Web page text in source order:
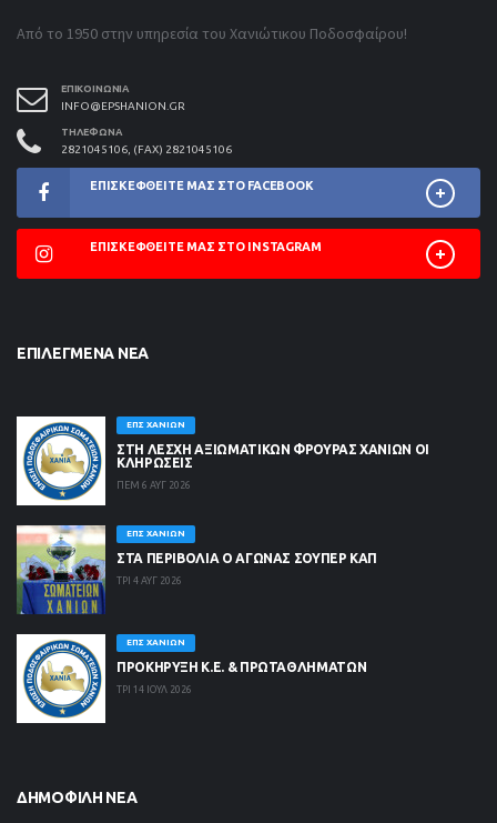
Από το 1950 στην υπηρεσία του Χανιώτικου Ποδοσφαίρου!
ΕΠΙΚΟΙΝΩΝΊΑ
INFO@EPSHANION.GR
ΤΗΛΈΦΩΝΑ
2821045106, (FAX) 2821045106
ΕΠΙΣΚΕΦΘΕΊΤΕ ΜΑΣ ΣΤΟ FACEBOOK
ΕΠΙΣΚΕΦΘΕΊΤΕ ΜΑΣ ΣΤΟ INSTAGRAM
ΕΠΙΛΕΓΜΈΝΑ ΝΈΑ
ΕΠΣ ΧΑΝΊΩΝ
ΣΤΗ ΛΈΣΧΗ ΑΞΙΩΜΑΤΙΚΏΝ ΦΡΟΥΡΆΣ ΧΑΝΊΩΝ ΟΙ
ΚΛΗΡΏΣΕΙΣ
ΠΕΜ 6 ΑΥΓ 2026
ΕΠΣ ΧΑΝΊΩΝ
ΣΤΑ ΠΕΡΙΒΟΛΙΑ Ο ΑΓΩΝΑΣ ΣΟΥΠΕΡ ΚΑΠ
ΤΡΙ 4 ΑΥΓ 2026
ΕΠΣ ΧΑΝΊΩΝ
ΠΡΟΚΗΡΥΞΗ Κ.Ε. & ΠΡΩΤΑΘΛΗΜΑΤΩΝ
ΤΡΙ 14 ΙΟΥΛ 2026
ΔΗΜΟΦΙΛΉ ΝΈΑ